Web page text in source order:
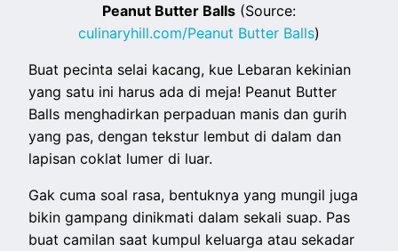
Peanut Butter Balls (Source:
culinaryhill.com/Peanut Butter Balls)
Buat pecinta selai kacang, kue Lebaran kekinian
yang satu ini harus ada di meja! Peanut Butter
Balls menghadirkan perpaduan manis dan gurih
yang pas, dengan tekstur lembut di dalam dan
lapisan coklat lumer di luar.
Gak cuma soal rasa, bentuknya yang mungil juga
bikin gampang dinikmati dalam sekali suap. Pas
buat camilan saat kumpul keluarga atau sekadar